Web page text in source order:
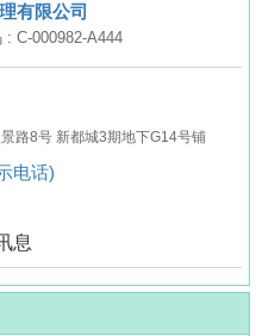
有限公司
: C-000982-A444
路8号 新都城3期地下G14号铺
电话)
息